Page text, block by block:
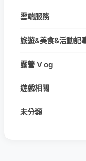
雲端服務
旅遊&美食&活動記
露營 Vlog
遊戲相關
未分類